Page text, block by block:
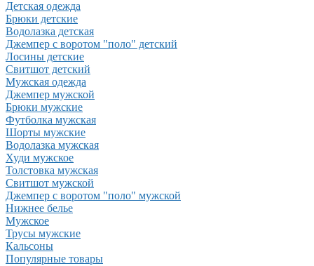
Детская одежда
Брюки детские
Водолазка детская
Джемпер с воротом "поло" детский
Лосины детские
Свитшот детский
Мужская одежда
Джемпер мужской
Брюки мужские
Футболка мужская
Шорты мужские
Водолазка мужская
Худи мужское
Толстовка мужская
Свитшот мужской
Джемпер с воротом "поло" мужской
Нижнее белье
Мужское
Трусы мужские
Кальсоны
Популярные товары